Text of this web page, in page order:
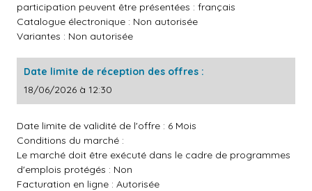
participation peuvent être présentées : français
Catalogue électronique : Non autorisée
Variantes : Non autorisée
Date limite de réception des offres :
18/06/2026 à 12:30
Date limite de validité de l'offre : 6 Mois
Conditions du marché :
Le marché doit être exécuté dans le cadre de programmes
d'emplois protégés : Non
Facturation en ligne : Autorisée